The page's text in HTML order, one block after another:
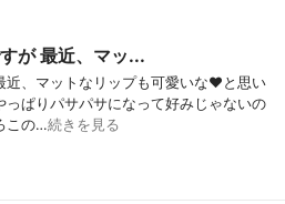
が 最近、マッ...
近、マットなリップも可愛いな❤と思い
ぱりパサパサになって好みじゃないの
この…続きを見る